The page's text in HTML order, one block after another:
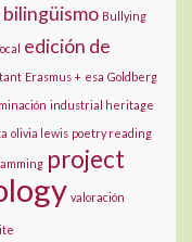
bilingüismo Bullying
edición de
Erasmus + esa Goldberg
industrial heritage
olivia lewis poetry reading
project
valoración